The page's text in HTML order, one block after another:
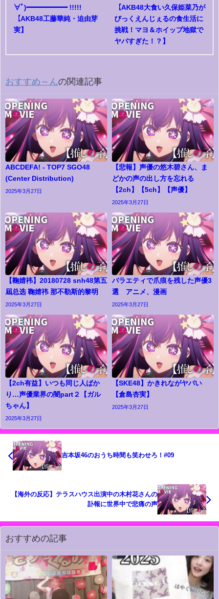
∀ﾟ)━━━━━━ !!!!!
【AKB48工藤華純・迫由芽
実】
【AKB48大食い久保姫菜乃が
びっくえんじぇるの食生活に
挑戦！マヨ＆ホイップ地獄で
ヤバすぎた！？】
おすすめ～んの関連記事
ABCDEFA! - TOP7 SGO48
(Center Distribution)
2025年3月27日
【悲報】声優の悠木碧さん、ま
どかの声の出し方を忘れる
【2ch】【5ch】【声優】
2025年3月27日
【鞠婧祎】20180728 snh48第五
屆总选 鞠婧祎 那不勒斯的黎明
2025年3月27日
バラエティで爪痕を残した声優3
選 アニメ、漫画
2025年3月27日
【2ch有益】いつも同じ人ばか
り…声優業界の闇part２【ガル
ちゃん】
2025年3月27日
【SKE48】かきれながヤバい
【倉島杏実】
2025年3月27日
吉本坂46のおうち時間も笑わせろ！#09
【海外の反応】テラスハウス出演中の木村花さんの
訃報に世界中で悲痛の声
おすすめの記事